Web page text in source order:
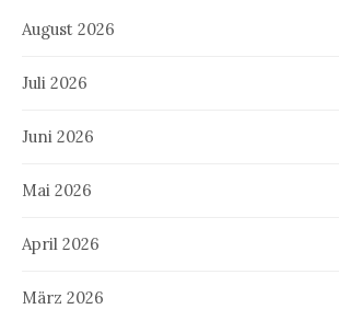
August 2026
Juli 2026
Juni 2026
Mai 2026
April 2026
März 2026